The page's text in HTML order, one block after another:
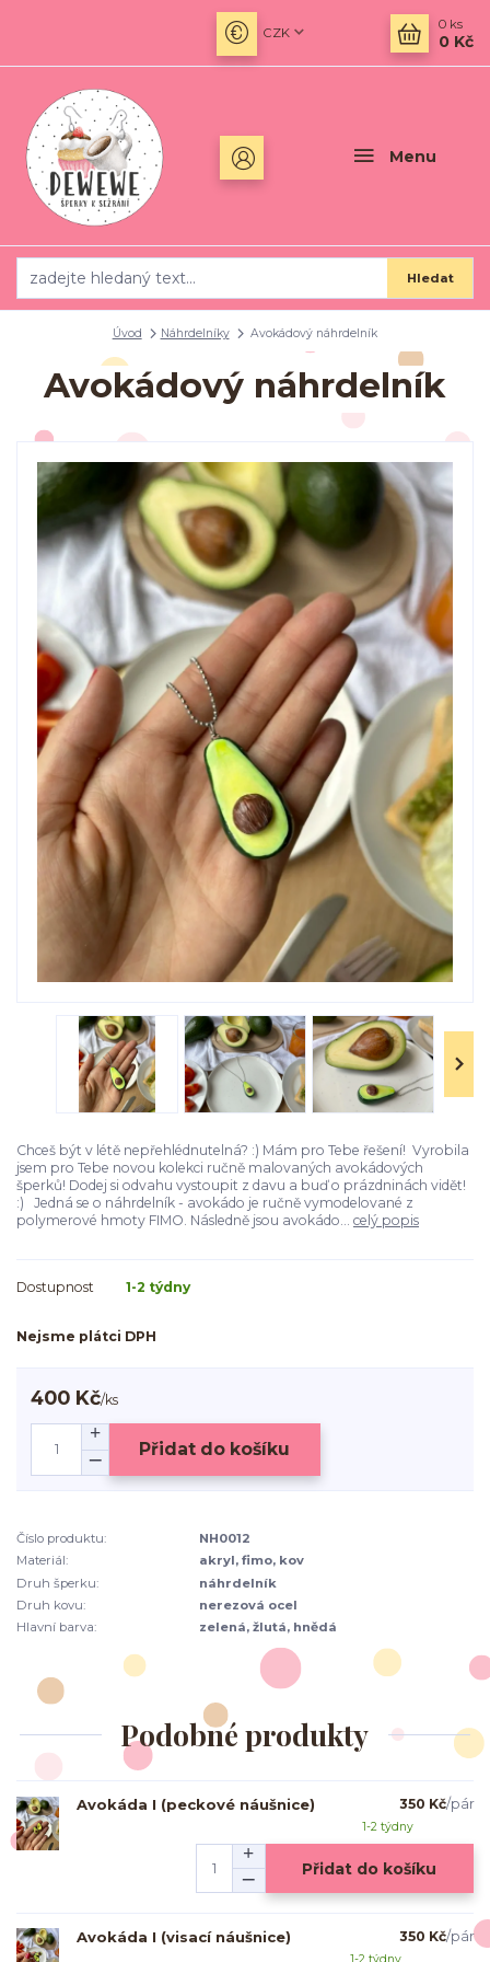
Menu
CZK
Hledat
0 ks
0 Kč
Úvod Náhrdelníky Avokádový náhrdelník
Avokádový náhrdelník
Chceš být v létě nepřehlédnutelná? :) Mám pro Tebe řešení! Vyrobila
jsem pro Tebe novou kolekci ručně malovaných avokádových
šperků! Dodej si odvahu vystoupit z davu a buď o prázdninách vidět!
:) Jedná se o náhrdelník - avokádo je ručně vymodelované z
polymerové hmoty FIMO. Následně jsou avokádo... celý popis
Dostupnost 1-2 týdny
Nejsme plátci DPH
400 Kč/ks
Přidat do košíku
Číslo produktu:
NH0012
Materiál:
akryl, fimo, kov
Druh šperku:
náhrdelník
Druh kovu:
nerezová ocel
Hlavní barva:
zelená, žlutá, hnědá
Podobné produkty
Avokáda I (peckové náušnice) 350 Kč/pár
1-2 týdny
Přidat do košíku
Avokáda I (visací náušnice) 350 Kč/pár